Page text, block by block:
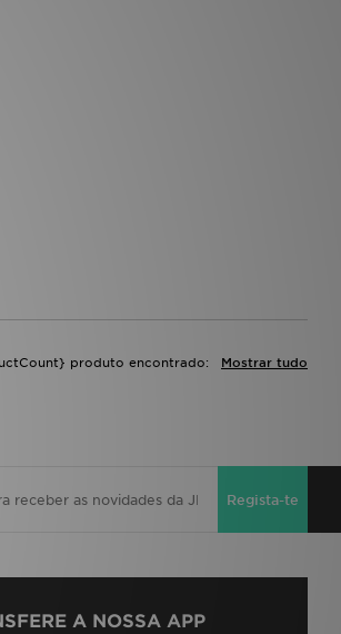
Mostrar tudo
produto encontrado:
Regista-te
A NOSSA APP